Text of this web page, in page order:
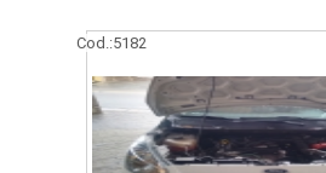
Cod.:5182